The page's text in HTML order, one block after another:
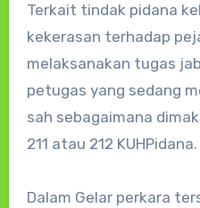
Terkait tindak pidana
kekerasan terhadap
melaksanakan tugas
petugas yang sedang
sah sebagaimana
211 atau 212 KUHPidana.
Dalam Gelar perkara